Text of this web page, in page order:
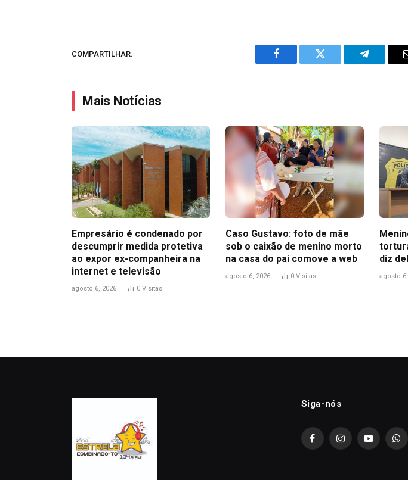
COMPARTILHAR.
Facebook Twitter Telegram
Mais Notícias
Empresário é condenado por
descumprir medida protetiva
ao expor ex-companheira na
internet e televisão
agosto 6, 2026 0 Visitas
Caso Gustavo: foto de mãe
sob o caixão de menino morto
na casa do pai comove a web
agosto 6, 2026 0 Visitas
diz
agosto
Siga-nós
FacebookInstagramYouTube